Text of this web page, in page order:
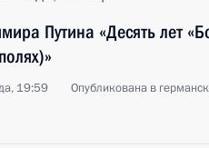
Путина «Десять лет
19:59
Опубликована в